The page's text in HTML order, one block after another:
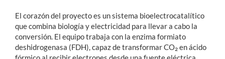
El corazón del proyecto es un sistema bioelectrocatalítico
que combina biología y electricidad para llevar a cabo la
conversión. El equipo trabaja con la enzima formiato
deshidrogenasa (FDH), capaz de transformar CO₂ en ácido